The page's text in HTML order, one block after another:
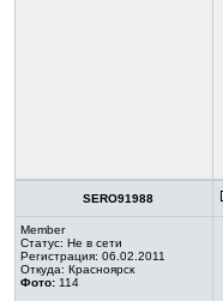
SERO91988
Member
Статус: Не в сети
Регистрация: 06.02.2011
Откуда: Красноярск
Фото: 114